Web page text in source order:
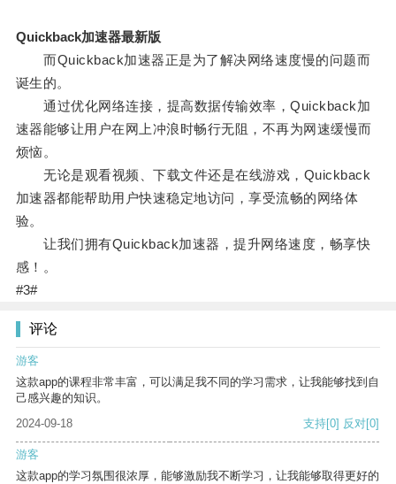
Quickback加速器最新版
而Quickback加速器正是为了解决网络速度慢的问题而
诞生的。
通过优化网络连接，提高数据传输效率，Quickback加
速器能够让用户在网上冲浪时畅行无阻，不再为网速缓慢而
烦恼。
无论是观看视频、下载文件还是在线游戏，Quickback
加速器都能帮助用户快速稳定地访问，享受流畅的网络体
验。
让我们拥有Quickback加速器，提升网络速度，畅享快
感！。
#3#
评论
游客
这款app的课程非常丰富，可以满足我不同的学习需求，让我能够找到自
己感兴趣的知识。
2024-09-18
支持[0] 反对[0]
游客
这款app的学习氛围很浓厚，能够激励我不断学习，让我能够取得更好的